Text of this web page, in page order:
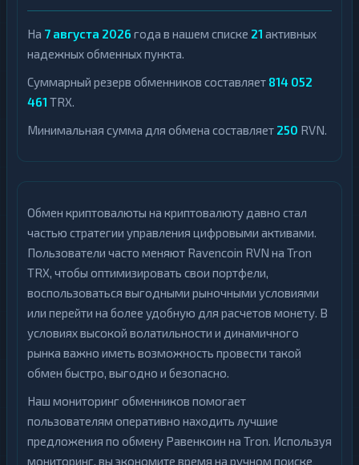
На 7 августа 2026 года в нашем списке 21 активных
надежных обменных пункта.
Суммарный резерв обменников составляет 814 052
461 TRX.
Минимальная сумма для обмена составляет 250 RVN.
Обмен криптовалюты на криптовалюту давно стал
частью стратегии управления цифровыми активами.
Пользователи часто меняют Ravencoin RVN на Tron
TRX, чтобы оптимизировать свои портфели,
воспользоваться выгодными рыночными условиями
или перейти на более удобную для расчетов монету. В
условиях высокой волатильности и динамичного
рынка важно иметь возможность провести такой
обмен быстро, выгодно и безопасно.
Наш мониторинг обменников помогает
пользователям оперативно находить лучшие
предложения по обмену Равенкоин на Tron. Используя
мониторинг, вы экономите время на ручном поиске